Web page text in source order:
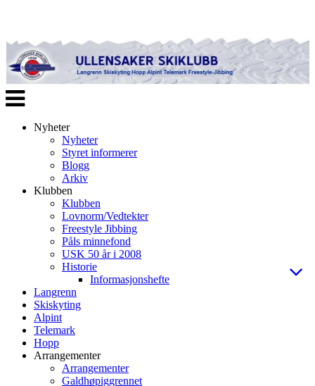
Veksle
navigasjon
Nyheter
Nyheter
Styret informerer
Blogg
Arkiv
Klubben
Klubben
Lovnorm/Vedtekter
Freestyle Jibbing
Påls minnefond
USK 50 år i 2008
Historie
Informasjonshefte
Langrenn
Skiskyting
Alpint
Telemark
Hopp
Arrangementer
Arrangementer
Galdhøpiggrennet